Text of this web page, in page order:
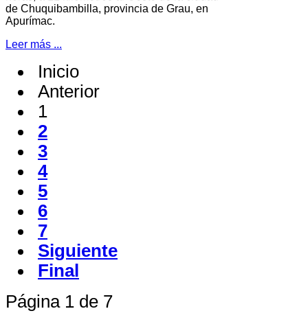
de Chuquibambilla, provincia de Grau, en
Apurímac.
Leer más ...
Inicio
Anterior
1
2
3
4
5
6
7
Siguiente
Final
Página 1 de 7